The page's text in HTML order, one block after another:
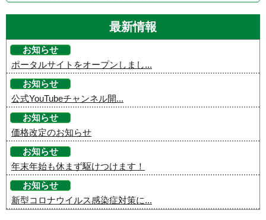
最新情報
お知らせ
ポータルサイトをオープンしまし...
お知らせ
公式YouTubeチャンネル開...
お知らせ
価格改定のお知らせ
お知らせ
年末年始も休まず駆けつけます！
お知らせ
新型コロナウイルス感染症対策に...